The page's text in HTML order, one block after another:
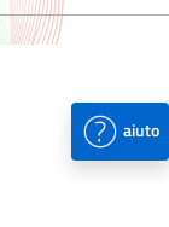
aiuto